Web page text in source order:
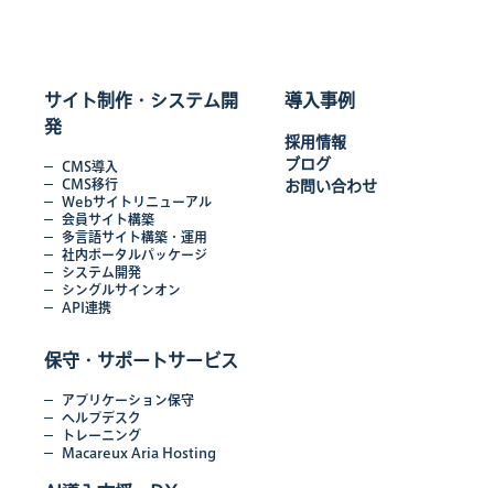
サイト制作・システム開
発
CMS導入
CMS移行
Webサイトリニューアル
会員サイト構築
多言語サイト構築・運用
社内ポータルパッケージ
システム開発
シングルサインオン
API連携
保守・サポートサービス
アプリケーション保守
ヘルプデスク
トレーニング
Macareux Aria Hosting
導入事例
採用情報
ブログ
お問い合わせ